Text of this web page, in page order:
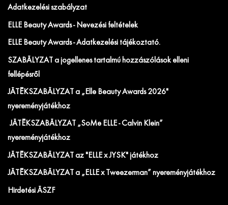
Adatkezelési szabályzat
ELLE Beauty Awards - Nevezési feltételek
ELLE Beauty Awards - Adatkezelési tájékoztató.
SZABÁLYZAT a jogellenes tartalmú hozzászólások elleni
fellépésről
JÁTÉKSZABÁLYZAT a „Elle Beauty Awards 2026"
nyereményjátékhoz
JÁTÉKSZABÁLYZAT „SoMe ELLE - Calvin Klein”
nyereményjátékhoz
JÁTÉKSZABÁLYZAT az "ELLE x JYSK" játékhoz
JÁTÉKSZABÁLYZAT a „ELLE x Tweezerman” nyereményjátékhoz
Hirdetési ÁSZF